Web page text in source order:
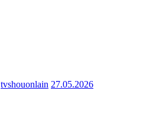
tvshouonlain 27.05.2026